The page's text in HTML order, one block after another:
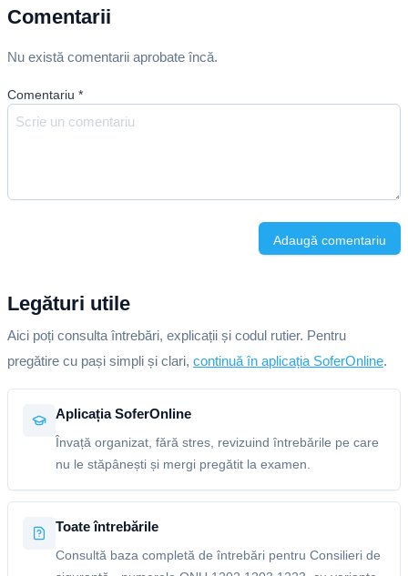
Comentarii
Nu există comentarii aprobate încă.
Comentariu *
Adaugă comentariu
Legături utile
Aici poți consulta întrebări, explicații și codul rutier. Pentru
pregătire cu pași simpli și clari, continuă în aplicația SoferOnline.
Aplicația SoferOnline
Învață organizat, fără stres, revizuind întrebările pe care
nu le stăpânești și mergi pregătit la examen.
Toate întrebările
Consultă baza completă de întrebări pentru Consilieri de